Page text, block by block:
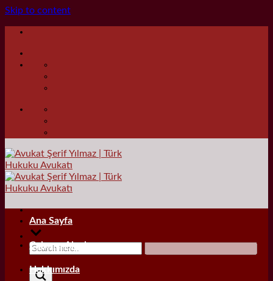
Skip to content
Ana Sayfa
Çalışma Alanları
Hakkımızda